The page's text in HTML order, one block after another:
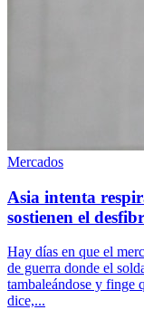
Mercados
Asia intenta
sostienen el
Hay días en que el
de guerra donde el
tambaleándose y finge
dice,...